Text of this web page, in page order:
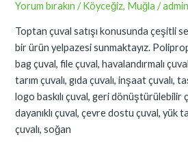
Yorum bırakın / Köyceğiz, Muğla /admin
Toptan çuval satışı konusunda çeşitli
bir ürün yelpazesi sunmaktayız.
bag çuval, file çuval, havalandırmalı
tarım çuvalı, gıda çuvalı, inşaat çuvalı,
logo baskılı çuval, geri dönüştürülebilir
dayanıklı çuval, çevre dostu çuval, yük
çuvalı, soğan
Toptan
Fiyatları